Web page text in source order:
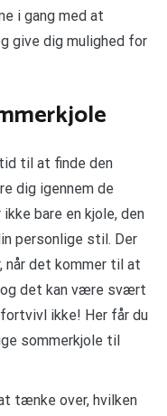
i gang med at
give dig mulighed for
til at finde den
dig igennem de
bare en kjole, den
personlige stil. Der
når det kommer til at
det kan være svært
ikke! Her får du
sommerkjole til
tænke over, hvilken